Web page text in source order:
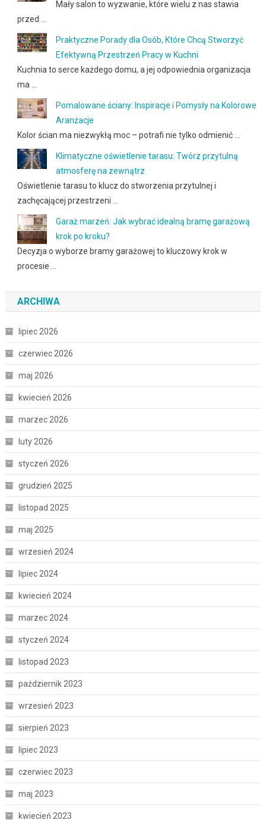
Mały salon to wyzwanie, które wielu z nas stawia
przed …
Praktyczne Porady dla Osób, Które Chcą Stworzyć
Efektywną Przestrzeń Pracy w Kuchni
Kuchnia to serce każdego domu, a jej odpowiednia organizacja
ma …
Pomalowane ściany: Inspiracje i Pomysły na Kolorowe
Aranżacje
Kolor ścian ma niezwykłą moc – potrafi nie tylko odmienić …
Klimatyczne oświetlenie tarasu: Twórz przytulną
atmosferę na zewnątrz
Oświetlenie tarasu to klucz do stworzenia przytulnej i
zachęcającej przestrzeni …
Garaż marzeń: Jak wybrać idealną bramę garażową
krok po kroku?
Decyzja o wyborze bramy garażowej to kluczowy krok w
procesie …
ARCHIWA
lipiec 2026
czerwiec 2026
maj 2026
kwiecień 2026
marzec 2026
luty 2026
styczeń 2026
grudzień 2025
listopad 2025
maj 2025
wrzesień 2024
lipiec 2024
kwiecień 2024
marzec 2024
styczeń 2024
listopad 2023
październik 2023
wrzesień 2023
sierpień 2023
lipiec 2023
czerwiec 2023
maj 2023
kwiecień 2023